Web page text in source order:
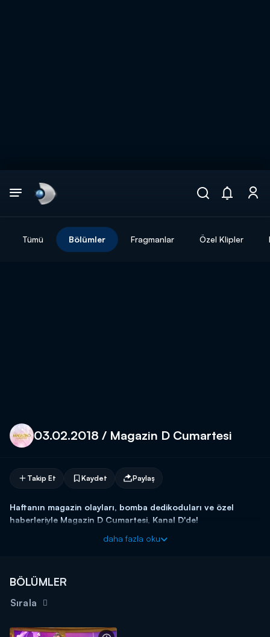
Tümü Bölümler Fragmanlar Özel Klipler
03.02.2018 / Magazin D Cumartesi
Takip Et Kaydet Paylaş
Haftanın magazin olayları, bomba dedikoduları ve özel
haberleriyle Magazin D Cumartesi, Kanal D'de!
daha fazla oku
BÖLÜMLER
Sırala